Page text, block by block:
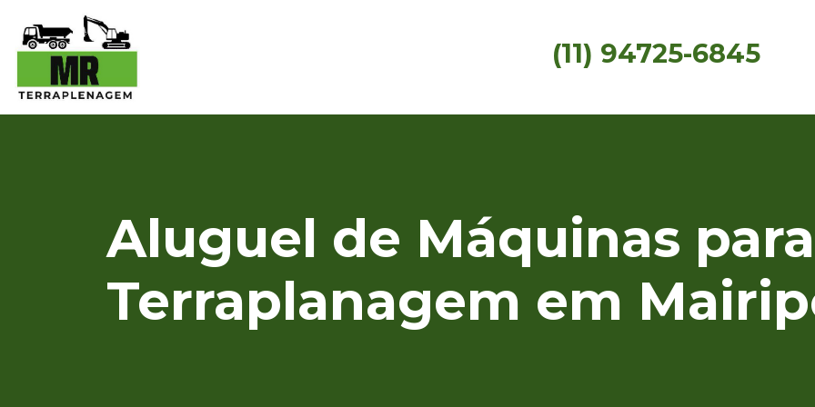
(11) 94725-6845
Aluguel de Máquinas para
Terraplanagem em